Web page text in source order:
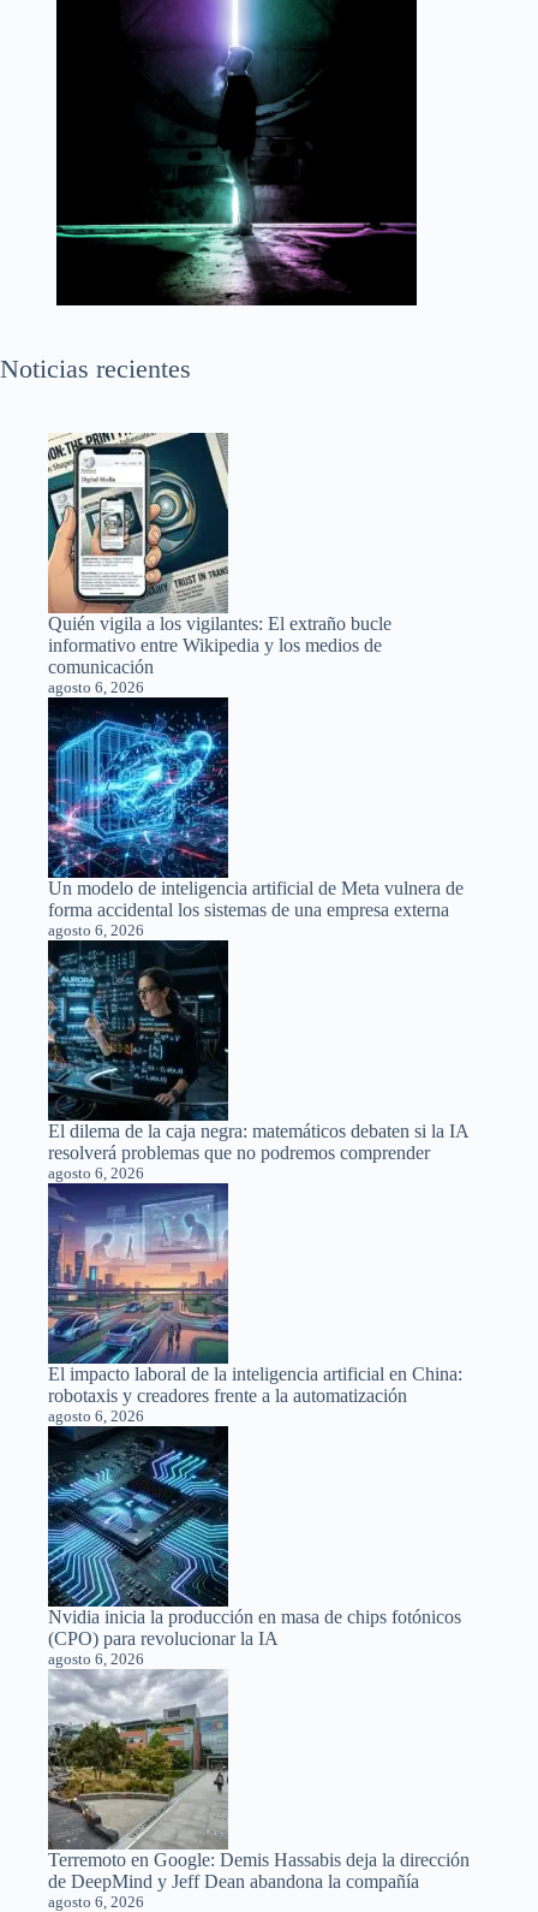
Noticias recientes
Quién vigila a los vigilantes: El extraño bucle
informativo entre Wikipedia y los medios de
comunicación
agosto 6, 2026
Un modelo de inteligencia artificial de Meta vulnera de
forma accidental los sistemas de una empresa externa
agosto 6, 2026
El dilema de la caja negra: matemáticos debaten si la IA
resolverá problemas que no podremos comprender
agosto 6, 2026
El impacto laboral de la inteligencia artificial en China:
robotaxis y creadores frente a la automatización
agosto 6, 2026
Nvidia inicia la producción en masa de chips fotónicos
(CPO) para revolucionar la IA
agosto 6, 2026
Terremoto en Google: Demis Hassabis deja la dirección
de DeepMind y Jeff Dean abandona la compañía
agosto 6, 2026